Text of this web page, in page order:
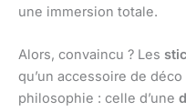
une immersion totale.
Alors, convaincu ? Les
qu’un accessoire de
philosophie : celle d’une